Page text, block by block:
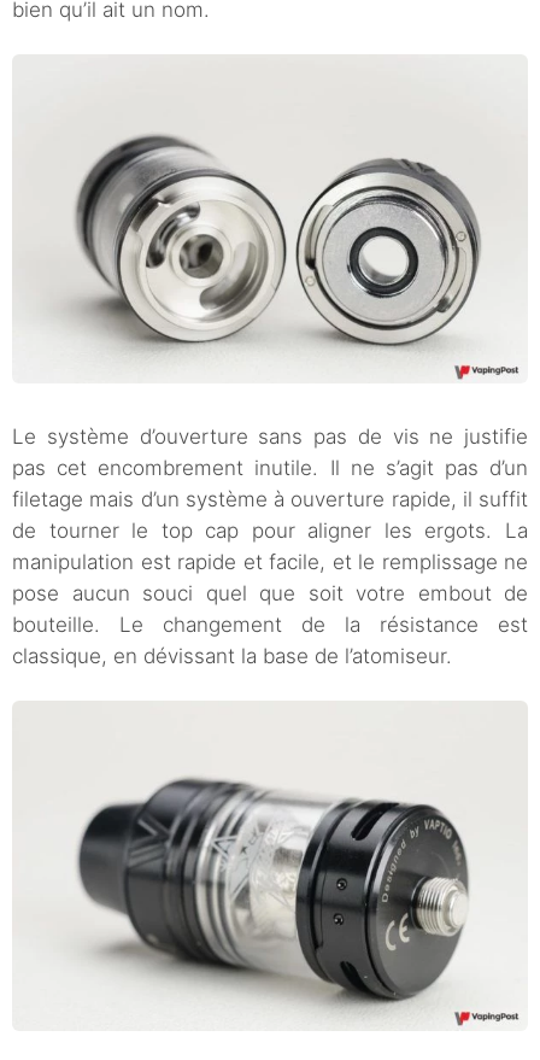
bien qu’il ait un nom.
Le système d’ouverture sans pas de vis ne justifie
pas cet encombrement inutile. Il ne s’agit pas d’un
filetage mais d’un système à ouverture rapide, il suffit
de tourner le top cap pour aligner les ergots. La
manipulation est rapide et facile, et le remplissage ne
pose aucun souci quel que soit votre embout de
bouteille. Le changement de la résistance est
classique, en dévissant la base de l’atomiseur.